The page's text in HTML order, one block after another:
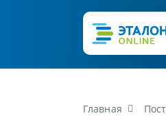
Главная